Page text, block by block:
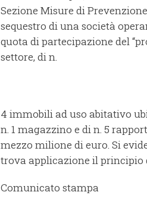
Sezione Misure di
sequestro di una società
quota di partecipazione del
settore, di n.
4 immobili ad uso abitativo
n. 1 magazzino e di n. 5
mezzo milione di euro. Si
trova applicazione il principio
Comunicato stampa